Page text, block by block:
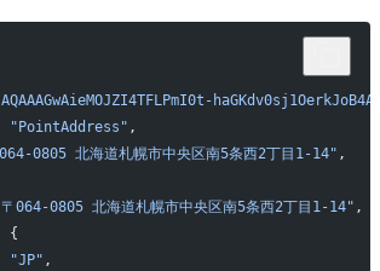
"PointAddress" ,
0805 北海道札幌市中央区南5条西2丁目1-14" ,
064-0805 北海道札幌市中央区南5条西2丁目1-14" ,
{
"JP" ,